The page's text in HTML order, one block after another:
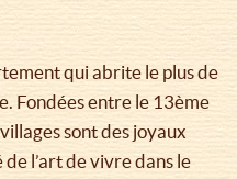
qui abrite le plus de
Fondées entre le 13ème
sont des joyaux
l’art de vivre dans le